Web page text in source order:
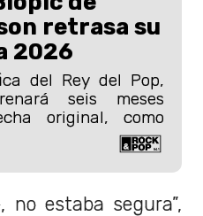
retrasa su
2026
del Rey del Pop,
seis meses
original, como
no estaba segura”,